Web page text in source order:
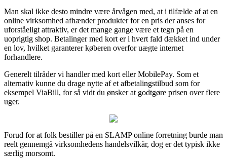
Man skal ikke desto mindre være årvågen med, at i tilfælde af at en
online virksomhed afhænder produkter for en pris der anses for
uforståeligt attraktiv, er det mange gange være et tegn på en
uoprigtig shop. Betalinger med kort er i hvert fald dækket ind under
en lov, hvilket garanterer køberen overfor uægte internet
forhandlere.
Generelt tilråder vi handler med kort eller MobilePay. Som et
alternativ kunne du drage nytte af et afbetalingstilbud som for
eksempel ViaBill, for så vidt du ønsker at godtgøre prisen over flere
uger.
Forud for at folk bestiller på en SLAMP online forretning burde man
reelt gennemgå virksomhedens handelsvilkår, dog er det typisk ikke
særlig morsomt.